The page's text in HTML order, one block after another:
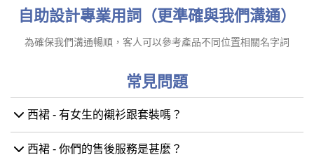
自助設計專業用詞（更準確與我們溝通）
為確保我們溝通暢順，客人可以參考產品不同位置相關名字詞
常見問題
西裙 - 有女生的襯衫跟套裝嗎？
西裙 - 你們的售後服務是甚麼？